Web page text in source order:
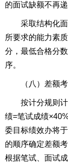
的面试缺额不再递
采取结构化面
所要求的能力素
分，最低合格分
序。
（八）差额考
按计分规则计
绩=笔试成绩
委目标绩效办将
的顺序确定差额
根据笔试、面试